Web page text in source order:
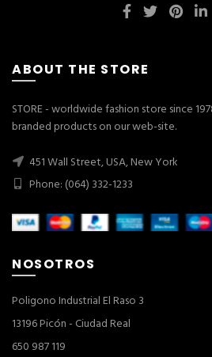
ABOUT THE STORE
STORE - worldwide fashion store since
branded products on our web-site.
451 Wall Street, USA, New York
Phone: (064) 332-1233
NOSOTROS
Poligono Industrial El Raso 3
13196 Picón - Ciudad Real
650 987 119